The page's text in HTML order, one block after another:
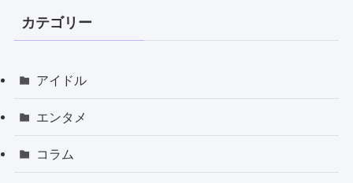
カテゴリー
アイドル
エンタメ
コラム